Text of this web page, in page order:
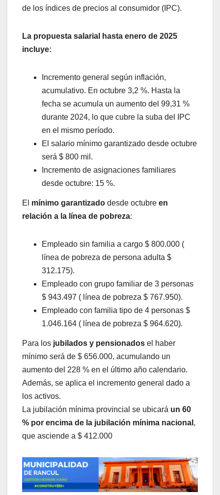
de los índices de precios al consumidor (IPC).
La propuesta salarial hasta enero de 2025
incluye:
Incremento general según inflación,
acumulativo. En octubre 3,2 %. Hasta la
fecha se acumula un aumento del 99,31 %
durante 2024, lo que cubre la suba del IPC
en el mismo período.
El salario mínimo garantizado desde octubre
será $ 800 mil.
Incremento de asignaciones familiares
desde octubre: 15 %.
El mínimo garantizado desde octubre en
relación a la línea de pobreza:
Empleado sin familia a cargo $ 800.000 (
línea de pobreza de persona adulta $
312.175).
Empleado con grupo familiar de 3 personas
$ 943.497 ( línea de pobreza $ 767.950).
Empleado con familia tipo de 4 personas $
1.046.164 ( línea de pobreza $ 964.620).
Para los jubilados y pensionados el haber
mínimo será de $ 656.000, acumulando un
aumento del 228 % en el último año calendario.
Además, se aplica el incremento general dado a
los activos.
La jubilación mínima provincial se ubicará un 60
% por encima de la jubilación mínima nacional ,
que asciende a $ 412.000